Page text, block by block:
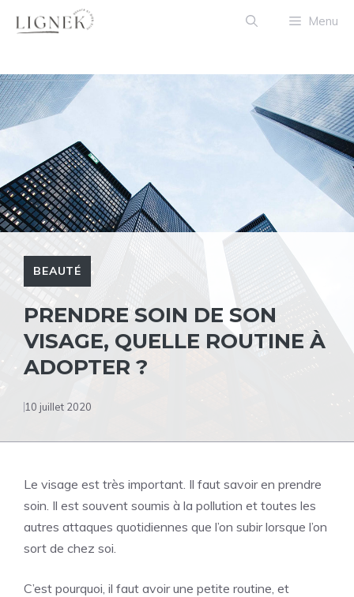
Menu
BEAUTÉ
PRENDRE SOIN DE SON
VISAGE, QUELLE ROUTINE À
ADOPTER ?
10 juillet 2020
Le visage est très important. Il faut savoir en prendre
soin. Il est souvent soumis à la pollution et toutes les
autres attaques quotidiennes que l’on subir lorsque l’on
sort de chez soi.
C’est pourquoi, il faut avoir une petite routine, et